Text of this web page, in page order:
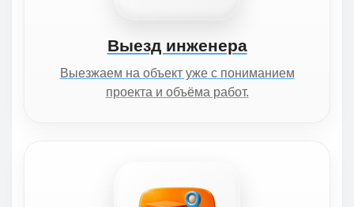
Выезд инженера
Выезжаем на объект уже с пониманием
проекта и объёма работ.